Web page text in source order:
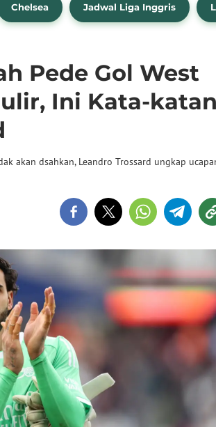
Chelsea Jadwal Liga Inggris
Pede Gol West
Ini Kata-
akan dsahkan, Leandro Trossard ungkap